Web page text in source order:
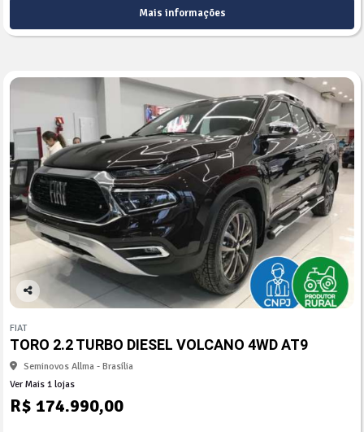
Mais informações
Co
arti
lhe
FIAT
TORO 2.2 TURBO DIESEL VOLCANO 4WD AT9
Seminovos Allma - Brasília
Ver Mais 1 lojas
R$ 174.990,00